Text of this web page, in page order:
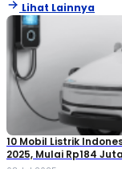
Lihat Lainnya
10 Mobil Listrik
2025, Mulai Rp184